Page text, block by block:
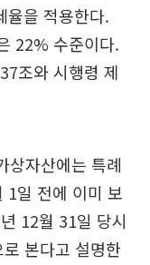
율을 적용한다.
22% 수준이다.
조와 시행령 제
상자산에는 특례
1일 전에 이미 보
12월 31일 당시
본다고 설명한